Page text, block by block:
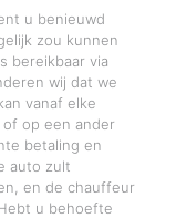
u benieuwd
zou kunnen
bereikbaar via
wij dat we
vanaf elke
op een ander
betaling en
auto zult
en de chauffeur
u behoefte